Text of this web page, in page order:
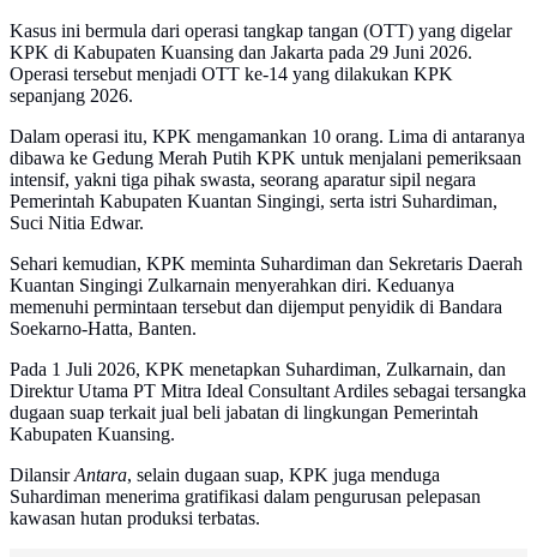
Kasus ini bermula dari operasi tangkap tangan (OTT) yang digelar
KPK di Kabupaten Kuansing dan Jakarta pada 29 Juni 2026.
Operasi tersebut menjadi OTT ke-14 yang dilakukan KPK
sepanjang 2026.
Dalam operasi itu, KPK mengamankan 10 orang. Lima di antaranya
dibawa ke Gedung Merah Putih KPK untuk menjalani pemeriksaan
intensif, yakni tiga pihak swasta, seorang aparatur sipil negara
Pemerintah Kabupaten Kuantan Singingi, serta istri Suhardiman,
Suci Nitia Edwar.
Sehari kemudian, KPK meminta Suhardiman dan Sekretaris Daerah
Kuantan Singingi Zulkarnain menyerahkan diri. Keduanya
memenuhi permintaan tersebut dan dijemput penyidik di Bandara
Soekarno-Hatta, Banten.
Pada 1 Juli 2026, KPK menetapkan Suhardiman, Zulkarnain, dan
Direktur Utama PT Mitra Ideal Consultant Ardiles sebagai tersangka
dugaan suap terkait jual beli jabatan di lingkungan Pemerintah
Kabupaten Kuansing.
DilansirAntara, selain dugaan suap, KPK juga menduga
Suhardiman menerima gratifikasi dalam pengurusan pelepasan
kawasan hutan produksi terbatas.